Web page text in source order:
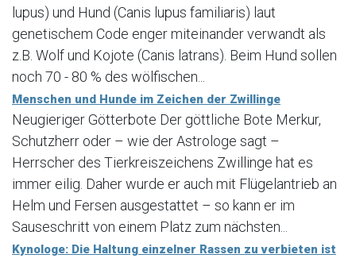
lupus) und Hund (Canis lupus familiaris) laut
genetischem Code enger miteinander verwandt als
z.B. Wolf und Kojote (Canis latrans). Beim Hund sollen
noch 70 - 80 % des wölfischen...
Menschen und Hunde im Zeichen der Zwillinge
Neugieriger Götterbote Der göttliche Bote Merkur,
Schutzherr oder – wie der Astrologe sagt –
Herrscher des Tierkreiszeichens Zwillinge hat es
immer eilig. Daher wurde er auch mit Flügelantrieb an
Helm und Fersen ausgestattet – so kann er im
Sauseschritt von einem Platz zum nächsten...
Kynologe: Die Haltung einzelner Rassen zu verbieten ist